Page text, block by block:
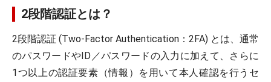
2段階認証とは？
2段階認証 (Two-Factor Authentication：2FA) とは、通常
のパスワードやID／パスワードの入力に加えて、さらに
1つ以上の認証要素（情報）を用いて本人確認を行うセ